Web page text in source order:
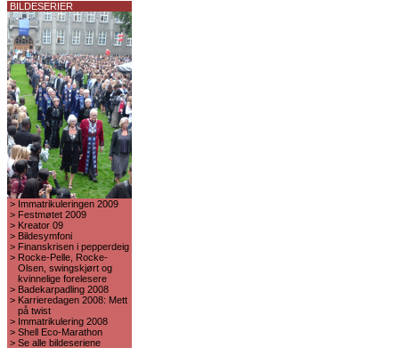
BILDESERIER
> Immatrikuleringen 2009
> Festmøtet 2009
> Kreator 09
> Bildesymfoni
> Finanskrisen i pepperdeig
> Rocke-Pelle, Rocke-
Olsen, swingskjørt og
kvinnelige forelesere
> Badekarpadling 2008
> Karrieredagen 2008: Mett
på twist
> Immatrikulering 2008
> Shell Eco-Marathon
> Se alle bildeseriene